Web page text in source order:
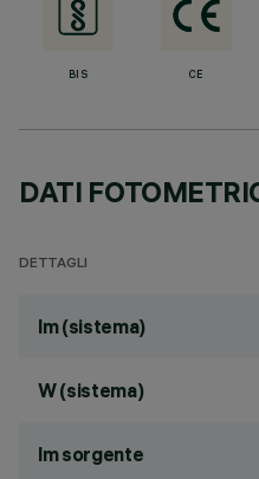
BIS CE
DATI
DETTAGLI
lm (sistema)
W (sistema)
lm sorgente